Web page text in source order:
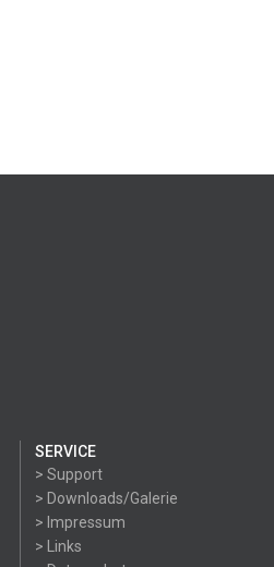
SERVICE
> Support
> Downloads/Galerie
> Impressum
> Links